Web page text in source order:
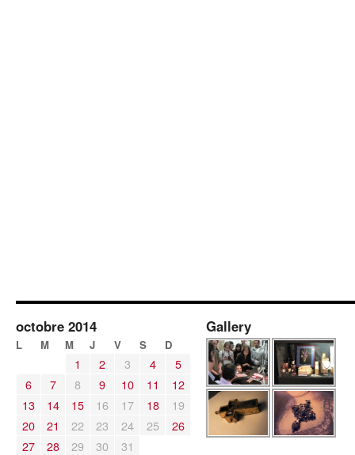
octobre 2014
L M M J V S D
1 2 3 4
5
6
7 8 9 10 11
12
13
14 15 16 17 18
19
20
21 22 23 24 25
26
27
28 29 30 31
Gallery